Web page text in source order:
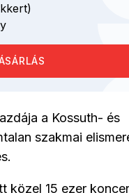
a Kossuth- és
szakmai
közel 15 ezer